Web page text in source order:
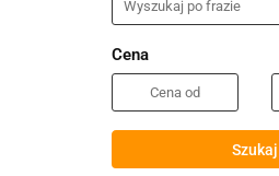
Cena
Szukaj